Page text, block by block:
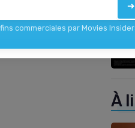
À
➔
commerciales par Movies